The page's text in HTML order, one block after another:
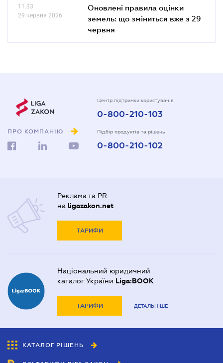
11.33
29 червня 2026
Оновлені правила оцінки
земель: що зміниться вже з 29
червня
ПРО КОМПАНІЮ
Центр підтримки користувачів
0-800-210-103
Підбір продуктів та рішень
0-800-210-102
Реклама та PR
на ligazakon.net
ТАРИФИ
Національний юридичний
каталог України Liga:BOOK
ТАРИФИ ДЕТАЛЬНІШЕ
КАТАЛОГ РІШЕНЬ